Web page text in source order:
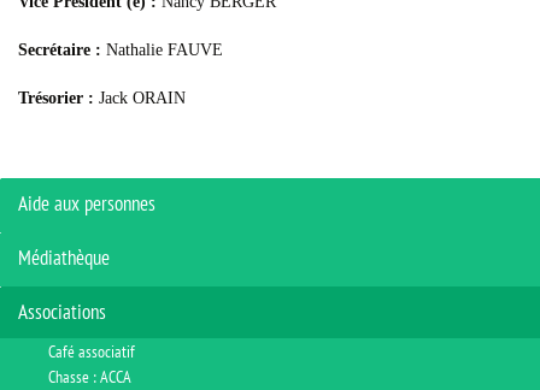
Secrétaire : Nathalie FAUVE
Trésorier : Jack ORAIN
Aide aux personnes
Médiathèque
Associations
Café associatif
Chasse : ACCA